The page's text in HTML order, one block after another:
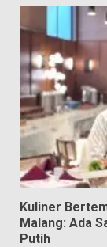
Kuliner
Malang: Ada
Putih